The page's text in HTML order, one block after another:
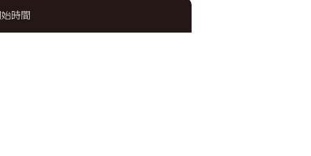
時間